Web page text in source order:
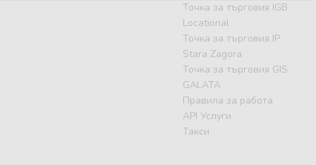
Точка за търговия IGB
Locational
Точка за търговия IP
Stara Zagora
Точка за търговия GIS
GALATA
Правила за работа
API Услуги
Такси